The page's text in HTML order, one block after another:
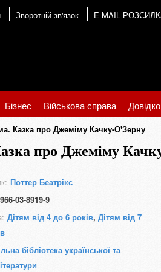
Зворотній зв'язок E-MAIL
Бізнес Військова справа
Казка про Джеміму Качку-О'Зерну
про Джеміму
Поттер Беатрікс
03-8919-9
Дітям від 4 до 6 років, Дітям від 7
бібліотека української та